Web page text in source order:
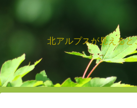
北アルプスが見えると